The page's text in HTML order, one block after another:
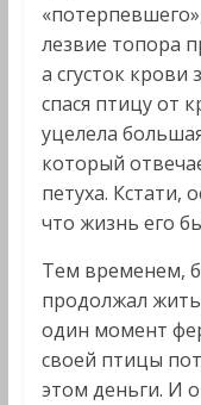
лезвие топора
а сгусток
спася птицу от
уцелела
который
петуха. Кстати,
что жизнь его
Тем временем,
продолжал
один момент
своей птицы
этом деньги. И